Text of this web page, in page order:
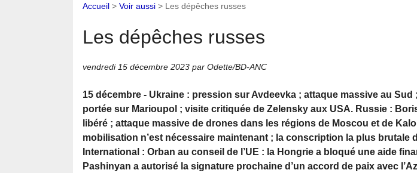
Accueil > Voir aussi > Les dépêches russes
Les dépêches russes
vendredi 15 décembre 2023 par Odette/BD-ANC
15 décembre - Ukraine : pression sur Avdeevka ; attaque massive au
portée sur Marioupol ; visite critiquée de Zelensky aux USA. Russie :
libéré ; attaque massive de drones dans les régions de Moscou et de
mobilisation n’est nécessaire maintenant ; la conscription la plus brutale
International : Orban au conseil de l’UE : la Hongrie a bloqué une aide
Pashinyan a autorisé la signature prochaine d’un accord de paix avec